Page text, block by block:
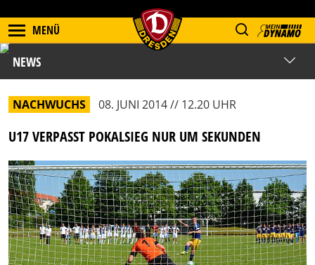
MENÜ
NEWS
NACHWUCHS 08. JUNI 2014 // 12.20 UHR
U17 VERPASST POKALSIEG NUR UM SEKUNDEN